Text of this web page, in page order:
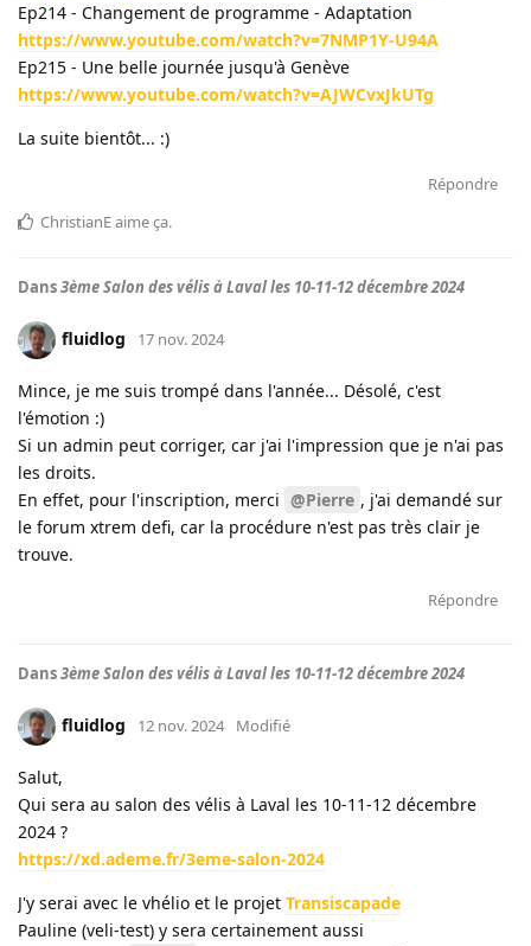
Ep214 - Changement de programme - Adaptation
https://www.youtube.com/watch?v=7NMP1Y-U94A
Ep215 - Une belle journée jusqu'à Genève
https://www.youtube.com/watch?v=AJWCvxJkUTg
La suite bientôt... :)
Répondre
ChristianEaime ça.
Dans3ème Salon des vélis à Laval les 10-11-12 décembre 2024
fluidlog 17 nov. 2024
Mince, je me suis trompé dans l'année... Désolé, c'est
l'émotion :)
Si un admin peut corriger, car j'ai l'impression que je n'ai pas
les droits.
En effet, pour l'inscription, merci @Pierre , j'ai demandé sur
le forum xtrem defi, car la procédure n'est pas très clair je
trouve.
Répondre
Dans3ème Salon des vélis à Laval les 10-11-12 décembre 2024
fluidlog 12 nov. 2024 Modifié
Salut,
Qui sera au salon des vélis à Laval les 10-11-12 décembre
2024 ?
https://xd.ademe.fr/3eme-salon-2024
J'y serai avec le vhélio et le projet Transiscapade
Pauline (veli-test) y sera certainement aussi